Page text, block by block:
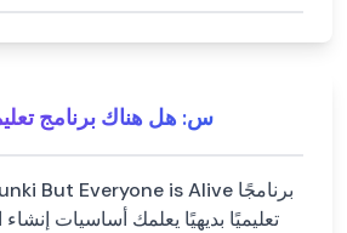
س: هل هناك برنامج
تعليميًا بديهيًا يعلمك أساسيات